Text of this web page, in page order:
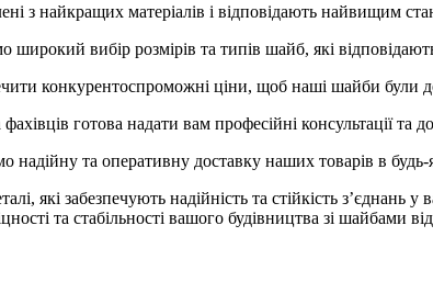
з найкращих матеріалів і відповідають найвищим
широкий вибір розмірів та типів шайб, які
конкурентоспроможні ціни, щоб наші шайби були
готова надати вам професійні консультації
надійну та оперативну доставку наших товарів в
які забезпечують надійність та стійкість
та стабільності вашого будівництва зі шайбами